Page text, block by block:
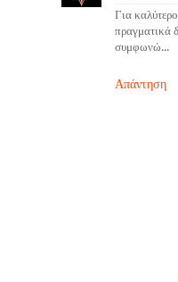
Για
πραγματικά
συμφωνώ...
Απάντηση